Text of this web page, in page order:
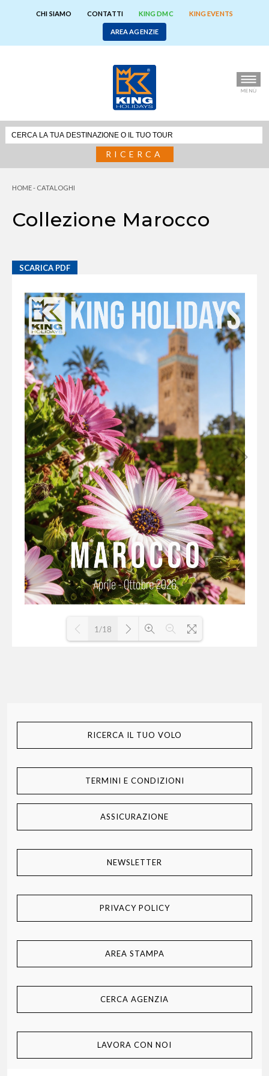
CHI SIAMO CONTATTI KING DMC KING EVENTS
AREA AGENZIE
RICERCA
HOME - CATALOGHI
Collezione Marocco
SCARICA PDF
1/18
RICERCA IL TUO VOLO
TERMINI E CONDIZIONI
ASSICURAZIONE
NEWSLETTER
PRIVACY POLICY
AREA STAMPA
CERCA AGENZIA
LAVORA CON NOI